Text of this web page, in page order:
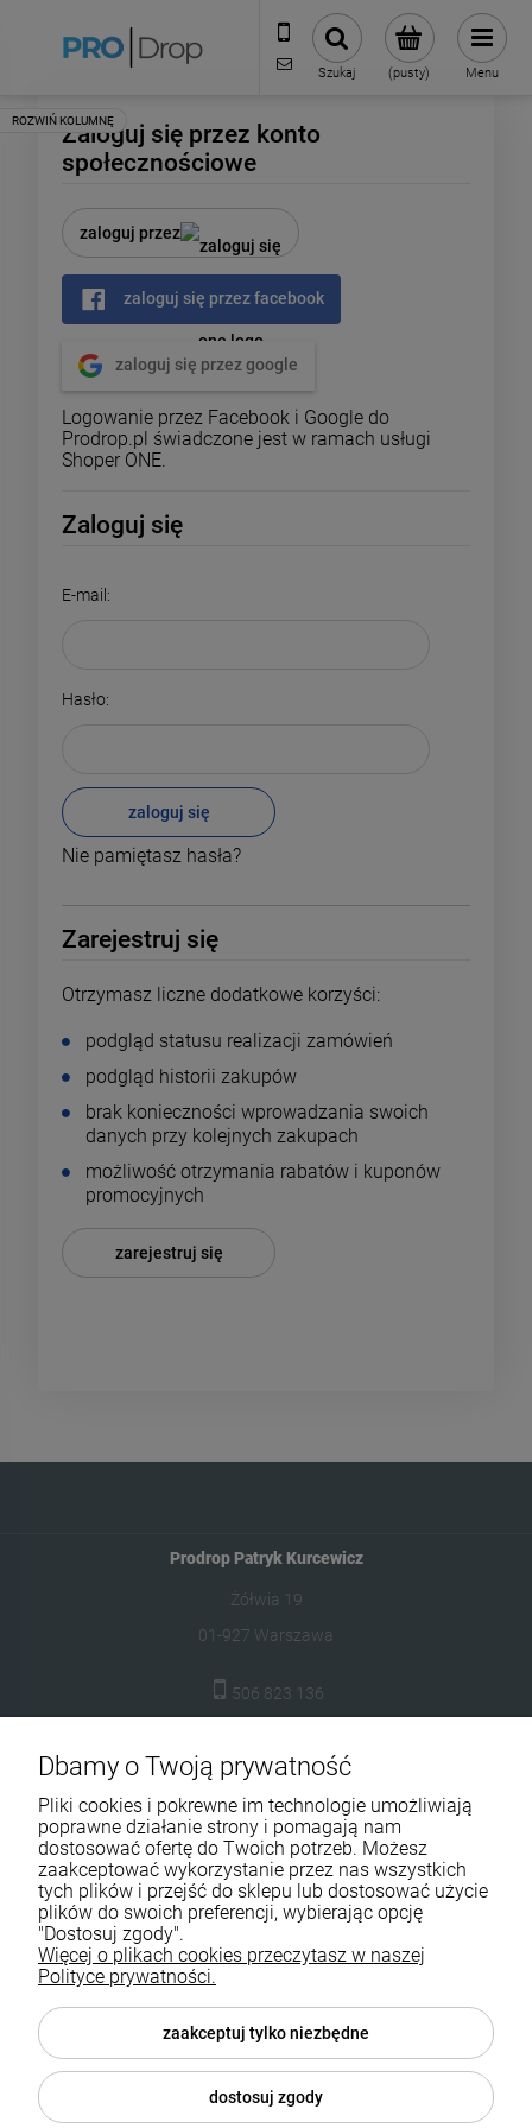
506 823 136
biuro@prodrop.pl
(pusty)
Szukaj Menu
-17%
Lustro drogowe
uniwersalne 60cm
99,00 zł
Cena regularna:
Tablica ostrzegawcza
Zaloguj się przez konto
społecznościowe
zaloguj przez
zaloguj się przez facebook
zaloguj się przez google
Logowanie przez Facebook i Google do
Prodrop.pl świadczone jest w ramach usługi
Shoper ONE.
Zaloguj się
E-mail:
Hasło:
zaloguj się
Nie pamiętasz hasła?
Zarejestruj się
Otrzymasz liczne dodatkowe korzyści:
podgląd statusu realizacji zamówień
podgląd historii zakupów
brak konieczności wprowadzania swoich
danych przy kolejnych zakupach
możliwość otrzymania rabatów i kuponów
promocyjnych
zarejestruj się
Prodrop Patryk Kurcewicz
Żółwia 19
01-927 Warszawa
506 823 136
Pomoc
Moje konto
Płatności i dostawa
Dbamy o Twoją prywatność
Pliki cookies i pokrewne im technologie umożliwiają
poprawne działanie strony i pomagają nam
dostosować ofertę do Twoich potrzeb. Możesz
zaakceptować wykorzystanie przez nas wszystkich
tych plików i przejść do sklepu lub dostosować użycie
plików do swoich preferencji, wybierając opcję
"Dostosuj zgody".
Więcej o plikach cookies przeczytasz w naszej
Polityce prywatności.
zaakceptuj tylko niezbędne
dostosuj zgody